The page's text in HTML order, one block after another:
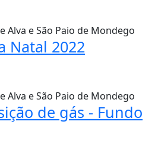
Alva e São Paio de Mondego
Natal 2022
Alva e São Paio de Mondego
de gás - Fundo